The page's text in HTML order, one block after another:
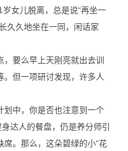
女儿脱离，总是说“再坐一
久久地坐在一同，闲话家
要么早上天刚亮就出去训
但一项研讨发现，许多人
中，你是否也注意到一个
达人的餐盘，仍是养分师引
。那么，这朵碧绿的小“花